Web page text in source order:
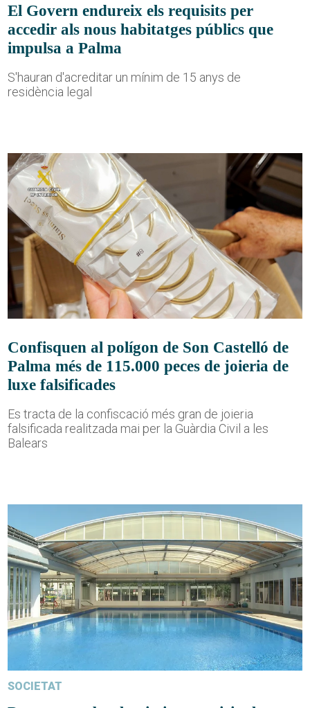
El Govern endureix els requisits per
accedir als nous habitatges públics que
impulsa a Palma
S'hauran d'acreditar un mínim de 15 anys de
residència legal
Confisquen al polígon de Son Castelló de
Palma més de 115.000 peces de joieria de
luxe falsificades
Es tracta de la confiscació més gran de joieria
falsificada realitzada mai per la Guàrdia Civil a les
Balears
SOCIETAT